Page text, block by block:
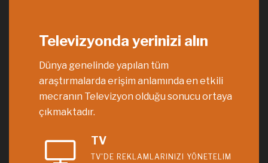
Televizyonda yerinizi alın
Dünya genelinde yapılan tüm
araştırmalarda erişim anlamında en etkili
mecranın Televizyon olduğu sonucu ortaya
çıkmaktadır.
TV
TV'DE REKLAMLARINIZI YÖNETELIM